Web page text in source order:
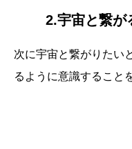
2.宇宙と繋が
次に宇宙と繋がりたい
るように意識すること